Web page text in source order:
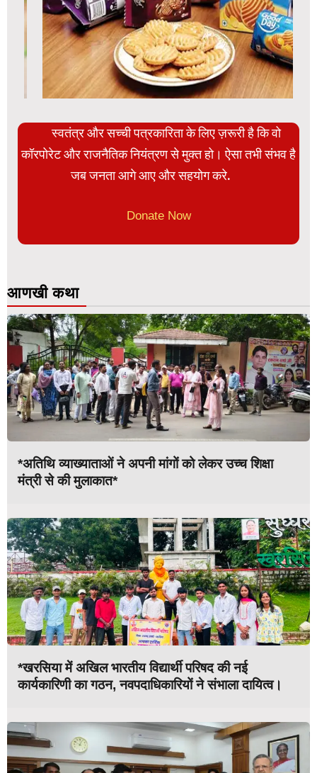
स्वतंत्र और सच्ची पत्रकारिता के लिए ज़रूरी है कि वो
कॉरपोरेट और राजनैतिक नियंत्रण से मुक्त हो। ऐसा तभी संभव है
जब जनता आगे आए और सहयोग करे.
Donate Now
आणखी कथा
*अतिथि व्याख्याताओं ने अपनी मांगों को लेकर उच्च शिक्षा
मंत्री से की मुलाकात*
*खरसिया में अखिल भारतीय विद्यार्थी परिषद की नई
कार्यकारिणी का गठन, नवपदाधिकारियों ने संभाला दायित्व।